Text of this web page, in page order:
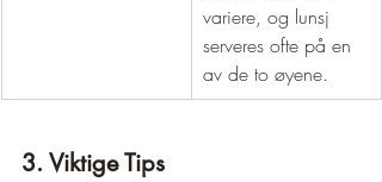
variere, og lunsj
serveres ofte på en
av de to øyene.
3. Viktige Tips